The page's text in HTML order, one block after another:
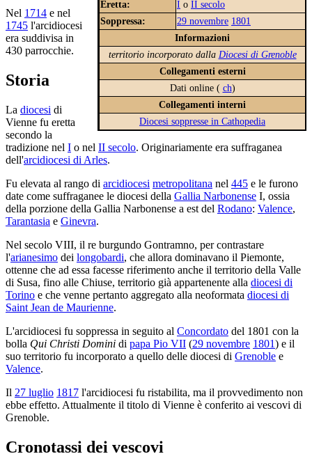
Eretta:
I o II secolo
Soppressa:
29 novembre 1801
Informazioni
territorio incorporato dalla Diocesi di Grenoble
Collegamenti esterni
Dati online ( ch)
Collegamenti interni
Diocesi soppresse in Cathopedia
Nel 1714 e nel
1745 l'arcidiocesi
era suddivisa in
430 parrocchie.
Storia
La diocesi di
Vienne fu eretta
secondo la
tradizione nel I o nel II secolo. Originariamente era suffraganea
dell'arcidiocesi di Arles.
Fu elevata al rango di arcidiocesi metropolitana nel 445 e le furono
date come suffraganee le diocesi della Gallia Narbonense I, ossia
della porzione della Gallia Narbonense a est del Rodano: Valence,
Tarantasia e Ginevra.
Nel secolo VIII, il re burgundo Gontramno, per contrastare
l'arianesimo dei longobardi, che allora dominavano il Piemonte,
ottenne che ad essa facesse riferimento anche il territorio della Valle
di Susa, fino alle Chiuse, territorio già appartenente alla diocesi di
Torino e che venne pertanto aggregato alla neoformata diocesi di
Saint Jean de Maurienne.
L'arcidiocesi fu soppressa in seguito al Concordato del 1801 con la
bolla Qui Christi Domini di papa Pio VII (29 novembre 1801) e il
suo territorio fu incorporato a quello delle diocesi di Grenoble e
Valence.
Il 27 luglio 1817 l'arcidiocesi fu ristabilita, ma il provvedimento non
ebbe effetto. Attualmente il titolo di Vienne è conferito ai vescovi di
Grenoble.
Cronotassi dei vescovi